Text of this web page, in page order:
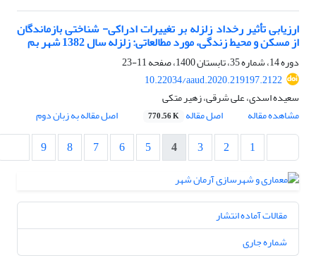
ارزیابی تأثیر رخداد زلزله بر تغییرات ادراکی- شناختی بازماندگان
از مسکن و محیط زندگی، مورد مطالعاتی: زلزله سال 1382 شهر بم
دوره 14، شماره 35، تابستان 1400، صفحه
11-23
10.22034/aaud.2020.219197.2122
سعیده اسدی، علی شرقی، زهیر متکی
مشاهده مقاله
اصل مقاله 770.56 K اصل مقاله به زبان دوم
1
2
3
4
5
6
7
8
9
مقالات آماده انتشار
شماره جاری